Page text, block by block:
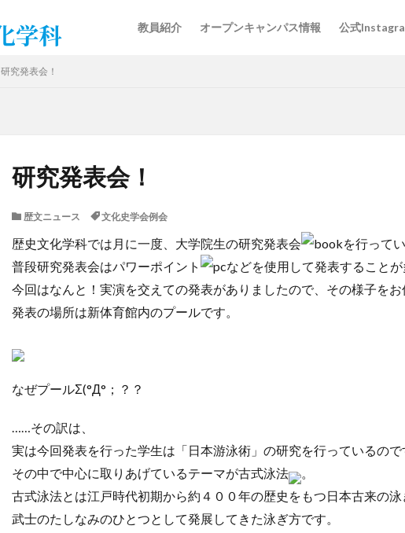
教員紹介 オープンキャンパス情報 公式
研究発表会！
研究発表会！
歴文ニュース 文化史学会例会
歴史文化学科では月に一度、大学院生の研究発表会
を行ってい
普段研究発表会はパワーポイント
などを使用して発表することが
今回はなんと！実演を交えての発表がありましたので、その様子をお
発表の場所は新体育館内のプールです。
なぜプールΣ(°Д°；？？
……その訳は、
実は今回発表を行った学生は「日本游泳術」の研究を行っているので
その中で中心に取りあげているテーマが古式泳法
。
古式泳法とは江戸時代初期から約４００年の歴史をもつ日本古来の泳
武士のたしなみのひとつとして発展してきた泳ぎ方です。